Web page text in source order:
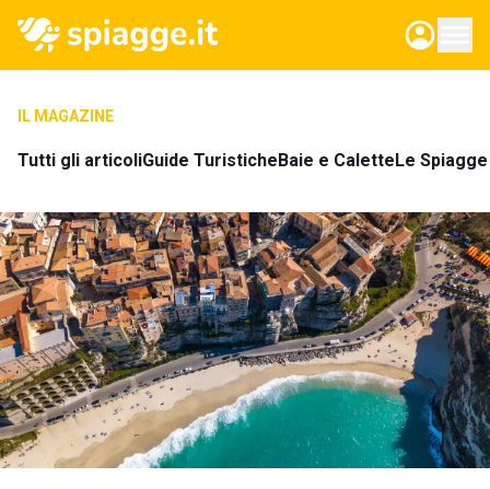
IL MAGAZINE
Tutti gli articoliGuide TuristicheBaie e CaletteLe